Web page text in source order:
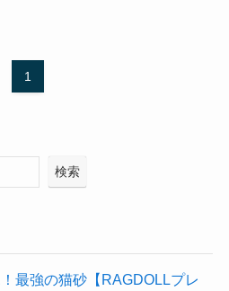
1
検索
最強の猫砂【RAGDOLLプレ